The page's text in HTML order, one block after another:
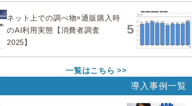
ネット上での調べ物×通販購入時
のAI利用実態【消費者調査
2025】
一覧はこちら
5
導入事例一覧